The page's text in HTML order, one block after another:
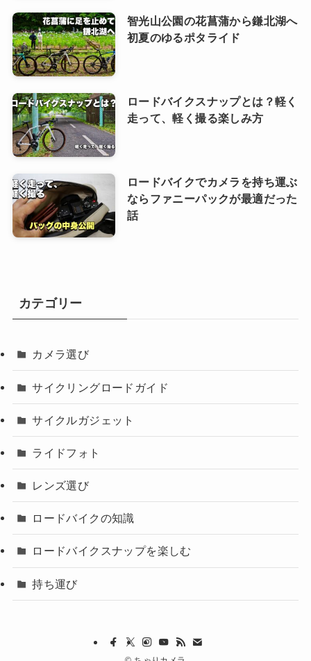
智光山公園の花菖蒲から鎌北湖へ
初夏のゆるポタライド
ロードバイクスナップとは？軽く
走って、軽く撮る楽しみ方
ロードバイクでカメラを持ち運ぶ
ならファニーパックが最適だった
話
カテゴリー
カメラ選び
サイクリングロードガイド
サイクルガジェット
ライドフォト
レンズ選び
ロードバイクの知識
ロードバイクスナップを楽しむ
持ち運び